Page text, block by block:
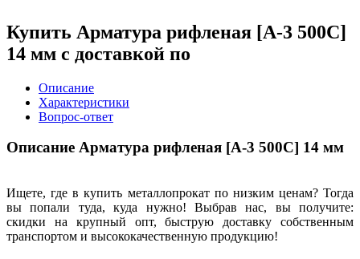
Купить Арматура рифленая [А-3 500С]
14 мм с доставкой по
Описание
Характеристики
Вопрос-ответ
Описание Арматура рифленая [А-3 500С] 14 мм
Ищете, где в купить металлопрокат по низким ценам? Тогда
вы попали туда, куда нужно! Выбрав нас, вы получите:
скидки на крупный опт, быструю доставку собственным
транспортом и высококачественную продукцию!